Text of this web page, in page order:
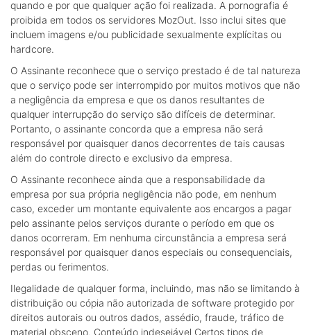
quando e por que qualquer ação foi realizada. A pornografia é
proibida em todos os servidores MozOut. Isso inclui sites que
incluem imagens e/ou publicidade sexualmente explícitas ou
hardcore.
O Assinante reconhece que o serviço prestado é de tal natureza
que o serviço pode ser interrompido por muitos motivos que não
a negligência da empresa e que os danos resultantes de
qualquer interrupção do serviço são difíceis de determinar.
Portanto, o assinante concorda que a empresa não será
responsável por quaisquer danos decorrentes de tais causas
além do controle directo e exclusivo da empresa.
O Assinante reconhece ainda que a responsabilidade da
empresa por sua própria negligência não pode, em nenhum
caso, exceder um montante equivalente aos encargos a pagar
pelo assinante pelos serviços durante o período em que os
danos ocorreram. Em nenhuma circunstância a empresa será
responsável por quaisquer danos especiais ou consequenciais,
perdas ou ferimentos.
Ilegalidade de qualquer forma, incluindo, mas não se limitando à
distribuição ou cópia não autorizada de software protegido por
direitos autorais ou outros dados, assédio, fraude, tráfico de
material obsceno. Conteúdo indesejável Certos tipos de